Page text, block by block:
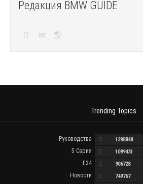
Редакция BMW GUIDE
Trending Topics
Руководства 1298848
5 Серия 1099431
E34 906728
Новости 749767